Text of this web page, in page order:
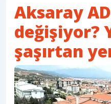
Aksaray
değişiyor?
şaşırtan